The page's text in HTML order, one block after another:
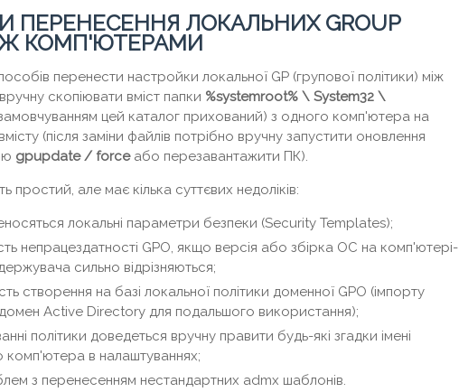
ПЕРЕНЕСЕННЯ ЛОКАЛЬНИХ GROUP
КОМП'ЮТЕРАМИ
перенести настройки локальної GP (групової політики) між
скопіювати вміст папки %systemroot% \ System32 \
цей каталог прихований) з одного комп'ютера на
(після заміни файлів потрібно вручну запустити оновлення
gpupdate/ forceабо перезавантажити ПК).
простий, але має кілька суттєвих недоліків:
локальні параметри безпеки (Security Templates);
непрацездатності GPO, якщо версія або збірка ОС на комп'ютері-
сильно відрізняються;
створення на базі локальної політики доменної GPO (імпорту
домен Active Directory для подальшого використання);
політики доведеться вручну правити будь-які згадки імені
комп'ютера в налаштуваннях;
з перенесенням нестандартних admx шаблонів.